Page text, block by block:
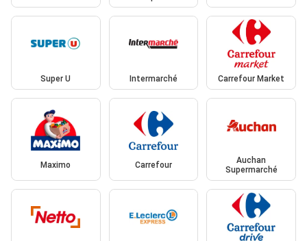
Super U Intermarché Carrefour Market
Maximo Carrefour
Auchan
Supermarché